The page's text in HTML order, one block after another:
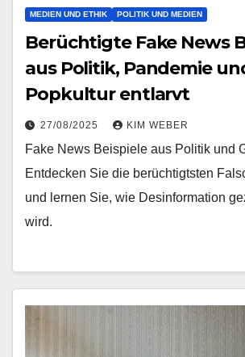
MEDIEN UND ETHIK POLITIK UND MEDIEN
Berüchtigte Fake News
aus Politik, Pandemie
Popkultur entlarvt
27/08/2025 KIM WEBER
Fake News Beispiele aus Politik und
Entdecken Sie die berüchtigtsten
und lernen Sie, wie Desinformation
wird.